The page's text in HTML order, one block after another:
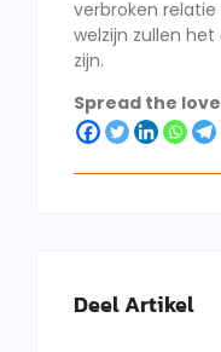
verbroken relatie
welzijn zullen
zijn.
Spread the love
Deel Artikel